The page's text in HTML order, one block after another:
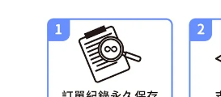
預購-宅配(離島)(舊)
每筆NT$160，滿NT$3,000(含以上)免運費
東海門市自取，需自備購物袋取貨唷。